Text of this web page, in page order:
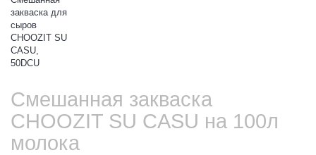
Смешанная закваска
CHOOZIT SU CASU на 100л
молока